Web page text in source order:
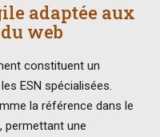
adaptée aux
web
constituent un
ESN spécialisées.
la référence dans le
permettant une